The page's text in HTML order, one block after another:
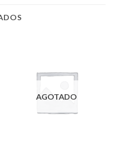
AGOTADO